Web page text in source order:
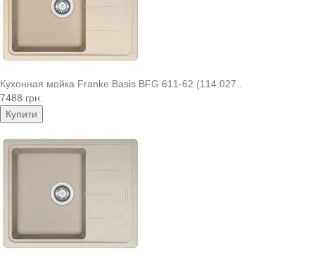
Кухонная мойка Franke Basis BFG 611-62 (114.027..
7488 грн.
Купити